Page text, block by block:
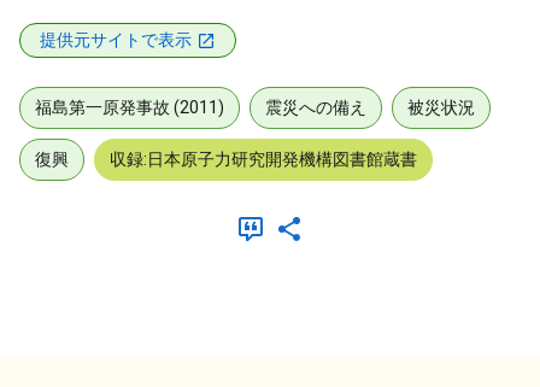
提供元サイトで表示
福島第一原発事故 (2011) 震災への備え 被災状況
復興 収録:日本原子力研究開発機構図書館蔵書